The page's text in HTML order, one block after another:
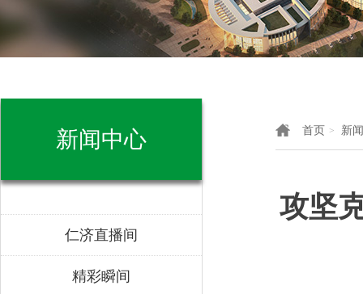
新闻中心
仁济直播间
精彩瞬间
首页 > 新
攻坚